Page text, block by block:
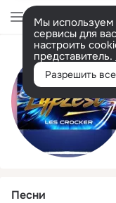
Мы используем
сервисы для
настроить
представитель.
Разрешить все
Песни